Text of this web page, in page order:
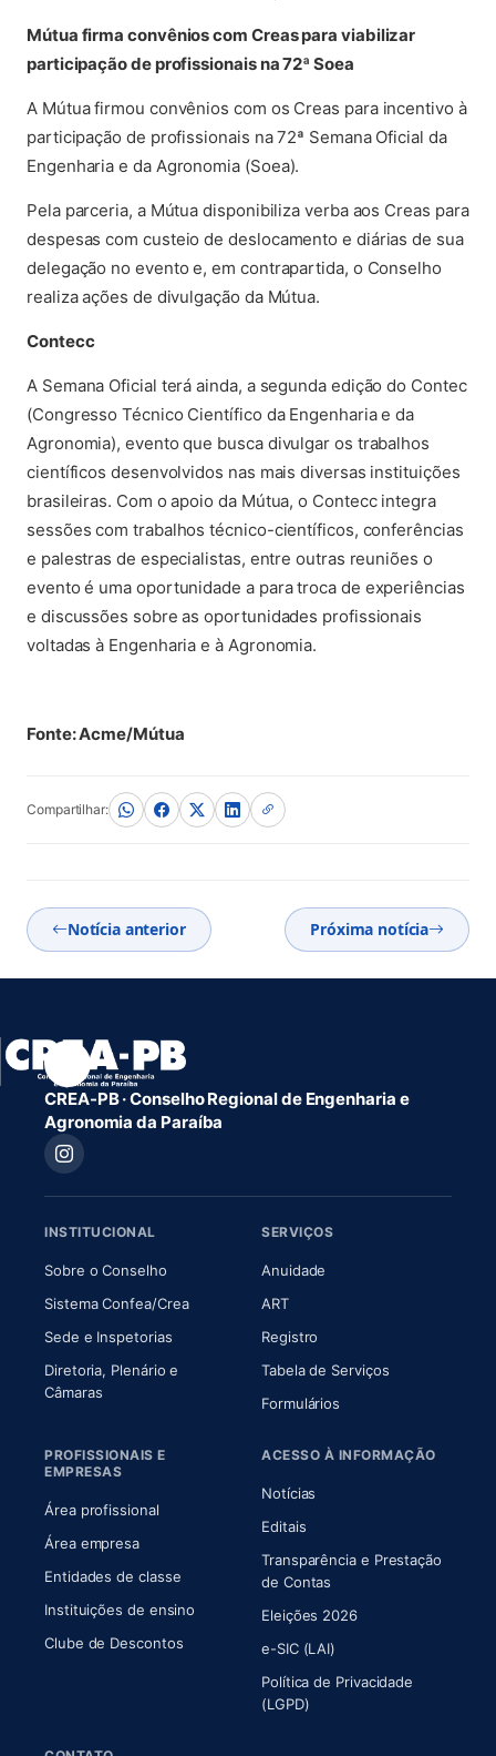
Mútua firma convênios com Creas para viabilizar
participação de profissionais na 72ª Soea
A Mútua firmou convênios com os Creas para incentivo à
participação de profissionais na 72ª Semana Oficial da
Engenharia e da Agronomia (Soea).
Pela parceria, a Mútua disponibiliza verba aos Creas para
despesas com custeio de deslocamento e diárias de sua
delegação no evento e, em contrapartida, o Conselho
realiza ações de divulgação da Mútua.
Contecc
A Semana Oficial terá ainda, a segunda edição do Contec
(Congresso Técnico Científico da Engenharia e da
Agronomia), evento que busca divulgar os trabalhos
científicos desenvolvidos nas mais diversas instituições
brasileiras. Com o apoio da Mútua, o Contecc integra
sessões com trabalhos técnico-científicos, conferências
e palestras de especialistas, entre outras reuniões o
evento é uma oportunidade a para troca de experiências
e discussões sobre as oportunidades profissionais
voltadas à Engenharia e à Agronomia.
Fonte: Acme/Mútua
Compartilhar:
Notícia anterior Próxima notícia
CREA-PB · Conselho Regional de Engenharia e
Agronomia da Paraíba
INSTITUCIONAL
Sobre o Conselho(abre em nova aba)
Sistema Confea/Crea(abre em nova aba)
Sede e Inspetorias
Diretoria, Plenário e
Câmaras(abre em nova aba)
SERVIÇOS
Anuidade
ART(abre em nova aba)
Registro
Tabela de Serviços
Formulários
PROFISSIONAIS E
EMPRESAS
Área profissional
Área empresa
Entidades de classe
Instituições de ensino
Clube de Descontos
ACESSO À INFORMAÇÃO
Notícias
Editais
Transparência e Prestação
de Contas
Eleições 2026
e-SIC (LAI)
Política de Privacidade
(LGPD)